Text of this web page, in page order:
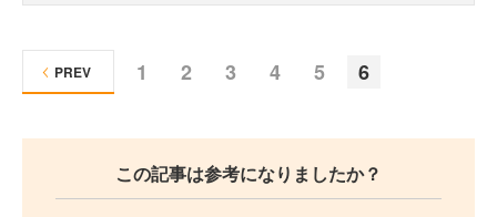
1 2 3 4 5 6
PREV
この記事は参考になりましたか？